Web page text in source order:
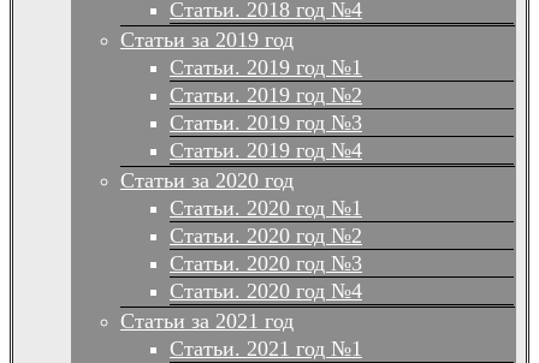
Статьи. 2018 год №4
Статьи за 2019 год
Статьи. 2019 год №1
Статьи. 2019 год №2
Статьи. 2019 год №3
Статьи. 2019 год №4
Статьи за 2020 год
Статьи. 2020 год №1
Статьи. 2020 год №2
Статьи. 2020 год №3
Статьи. 2020 год №4
Статьи за 2021 год
Статьи. 2021 год №1